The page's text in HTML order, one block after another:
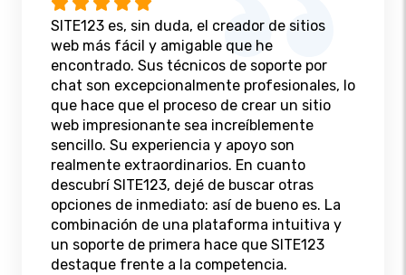
SITE123 es, sin duda, el creador de sitios
web más fácil y amigable que he
encontrado. Sus técnicos de soporte por
chat son excepcionalmente profesionales, lo
que hace que el proceso de crear un sitio
web impresionante sea increíblemente
sencillo. Su experiencia y apoyo son
realmente extraordinarios. En cuanto
descubrí SITE123, dejé de buscar otras
opciones de inmediato: así de bueno es. La
combinación de una plataforma intuitiva y
un soporte de primera hace que SITE123
destaque frente a la competencia.